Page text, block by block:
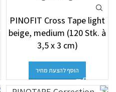
PINOFIT Cross Tape light
beige, medium (120 Stk. à
3,5 x 3 cm)
הוסף להצעת מחיר